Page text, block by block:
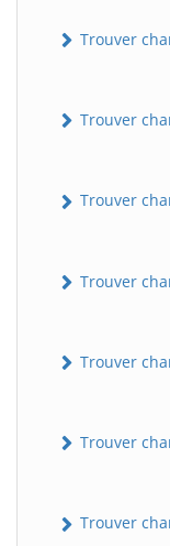
Trouver
Trouver
Trouver
Trouver
Trouver
Trouver
Trouver